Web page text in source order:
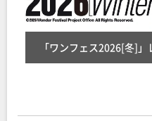
「ワンフェス2026[冬]